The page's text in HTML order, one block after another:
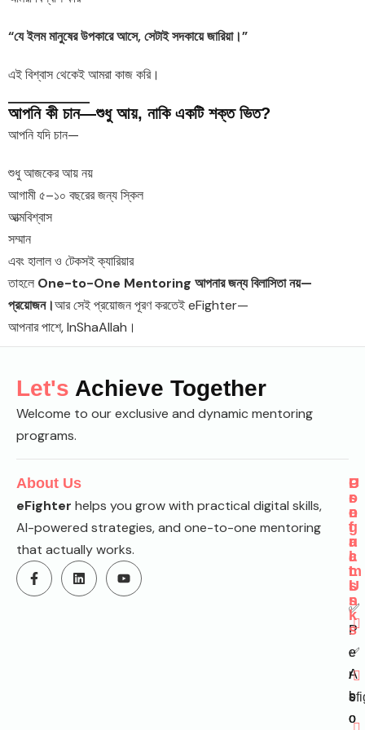
“যে ইলম মানুষের উপকারে আসে, সেটাই সদকায়ে জারিয়া।”
এই বিশ্বাস থেকেই আমরা কাজ করি।
আপনি কী চান—শুধু আয়, নাকি একটি শক্ত ভিত?
আপনি যদি চান—
শুধু আজকের আয় নয়
আগামী ৫–১০ বছরের জন্য স্কিল
আত্মবিশ্বাস
সম্মান
এবং হালাল ও টেকসই ক্যারিয়ার
তাহলে One-to-One Mentoring আপনার জন্য বিলাসিতা নয়—
প্রয়োজন।আর সেই প্রয়োজন পূরণ করতেই eFighter—
আপনার পাশে, InShaAllah।
Let's Achieve Together
Welcome to our exclusive and dynamic mentoring
programs.
About Us
eFighter helps you grow with practical digital skills,
AI-powered strategies, and one-to-one mentoring
that actually works.
P
r
o
g
r
a
m
s
✅
P
e
r
s
o
U
s
e
f
u
l
L
i
n
k
s
✅
A
b
o
C
o
n
t
a
c
t
U
s